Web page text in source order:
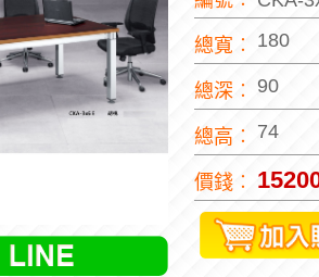
總寬︰ 180
總深︰ 90
總高︰ 74
價錢︰